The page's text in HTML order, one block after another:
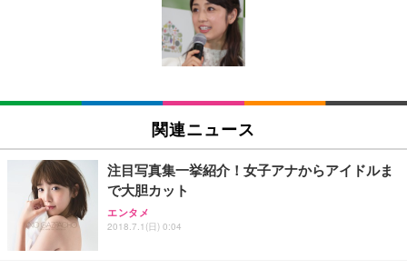
い 跳ね上げ式アームレスト コンパクト 約105度ロッ
キング pc 事務椅子 360度回転 座面昇降 強化ナイロ
ン樹脂ベース 通気性メッシュ 在宅ワーク H-WY01
(黒網+黒枠+黒足)
SIHOO B100 オフィスチェア／デスクチェア メッシ
ュチェア 人間工学 疲れない ブラック
￥27,999
Sezlife オフィスチェア デスクチェア 疲れない テレ
ワーク チェア 強化バックレスト 30度ロッキング機
能 人間工学 椅子 腰サポート 90度跳ね上げ式アーム
EV3240X-WT | 31.5型4K UHD・USB Type-C・ホワ
￥105,595
EIZO ビジネス向けプレミアムモニター | FlexScan
￥109,572
【純正品】27"ゲーミングモニター DualSense 充電
フック付き（CFI-ZDM1J）
回使い捨て 無香料 ホワイト 300枚
Amazonベーシック ペットシーツ 厚型 ワイド 42枚
x2袋(84枚) ホワイト(吸収面:ライトブルー)
￥3,234
ネオ・ルーライフ ネオ・オムツ L 中型犬用 26枚入
り 単品
関連ニュース
注目写真集一挙紹介！女子アナからアイドルま
で大胆カット
エンタメ
2018.7.1(日) 0:04